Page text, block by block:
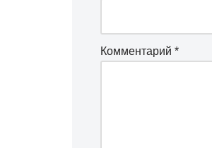
Комментарий *